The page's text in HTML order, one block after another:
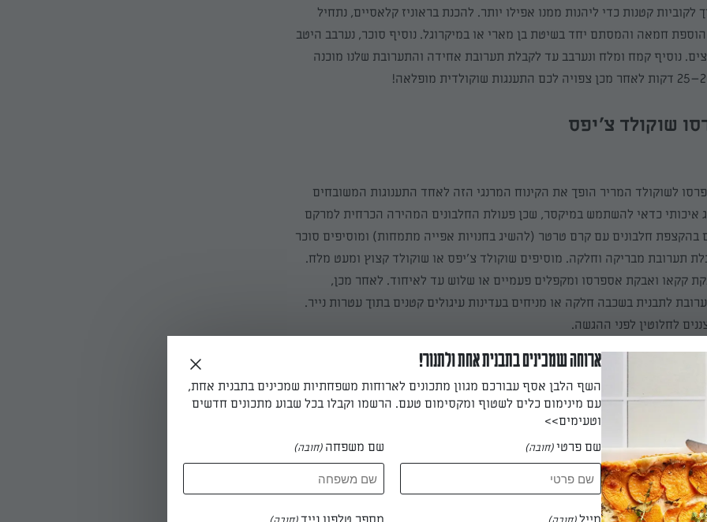
לקוביות קטנות כדי ליהנות ממנו אפילו יותר. להכנת בראוניז קלאסיים, נתחיל
הוספת חמאה והמסתם יחד בשיטת בן מארי או במיקרוגל. נוסיף סוכר, נערבב היטב
נוסיף קמח ומלח ונערבב עד לקבלת תערובת אחידה והתערובת שלנו מוכנה
–25 דקות לאחר מכן צפויה לכם התענגות שוקולדית מופלאה!
שוקולד צ'יפס
לשוקולד המריר הופך את הקינוח המרנגי הזה לאחד התענוגות המשובחים
איכותי כדאי להשתמש במיקסר, שכן פעולת החלבונים המהירה הכרחית למרקם
בהקצפת חלבונים עם קרם טרטר (להשיג בחנויות אפייה מתמחות) ומוסיפים סוכר
תערובת מבריקה וחלקה. מוסיפים שוקולד צ'יפס או שוקולד קצוץ ומעט מלח.
קקאו ואבקת אספרסו ומקפלים פעמיים או שלוש עד לאיחוד. לאחר מכן,
לתבנית בשכבה חלקה או מניחים בעדינות עיגולים קטנים בתוך עטרות נייר.
לחלוטין לפני ההגשה.
חמאתייםעם מסקרפונה
לבדה כדי לגרות את בלוטות הטעם שלנו ולייצר אווירה של חגיגה חלבית
הקטיפתית עם שוקולד משובח ותקבלו מסיבה של ממש!
האלו מכינים בתבניות
ארוחה שמכינים בתבנית אחת ולתנור!
השף הלבן אסף עבורכם מגוון מתכונים לארוחות משפחתיות שמכינים בתבנית אחת,
עם מינימום כלים לשטוף ומקסימום טעם. הרשמו וקבלו בכל שבוע מתכונים חדשים
וטעימים>>
שם פרטי(חובה) שם משפחה (חובה)